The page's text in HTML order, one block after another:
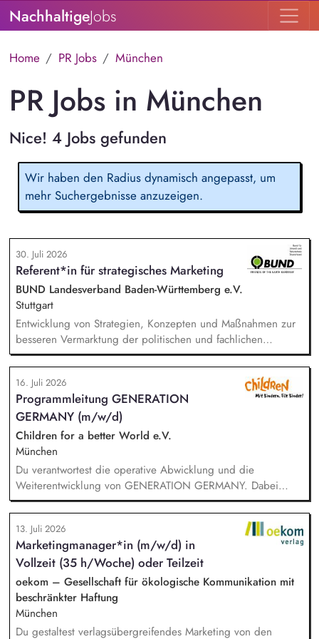
NachhaltigeJobs
Home PR Jobs München
PR Jobs in München
Nice! 4 Jobs gefunden
Wir haben den Radius dynamisch angepasst, um
mehr Suchergebnisse anzuzeigen.
30. Juli 2026
Referent*in für strategisches Marketing
BUND Landesverband Baden-Württemberg e.V.
Stuttgart
Entwicklung von Strategien, Konzepten und Maßnahmen zur
besseren Vermarktung der politischen und fachlichen
Aktivitäten des BUND Baden-Württemberg, Beratung,
Unterstützung und Qualifizierung der Haupt- und
Ehrenamtlichen im BUND zur Verbesserung der öffentlichen
Sichtbarkeit des BUND, Konzeptionelle Begleitung des
BUND-Auftritts bei Veranstaltungen, Aktionen u.ä.
16. Juli 2026
Programmleitung GENERATION
GERMANY (m/w/d)
Children for a better World e.V.
München
Du verantwortest die operative Abwicklung und die
Weiterentwicklung von GENERATION GERMANY. Dabei
arbeitest Du im Team und auch eng mit unserem Vorstand
zusammen und übernimmst Verantwortung für die Strategie,
die Umsetzung und das Wachstum des Programms. Dazu
gehören insbesondere: Inhaltliche, strategische und
organisatorische Weiterentwicklung des Programms,
Konzeption, Planung und Durchführung unserer
Demokratieveranstaltungen, Moderation der Veranstaltungen
und Vorbereitung der Panelgäste.
13. Juli 2026
Marketingmanager*in (m/w/d) in
Vollzeit (35 h/Woche) oder Teilzeit
oekom – Gesellschaft für ökologische Kommunikation mit
beschränkter Haftung
München
Du gestaltest verlagsübergreifendes Marketing von den